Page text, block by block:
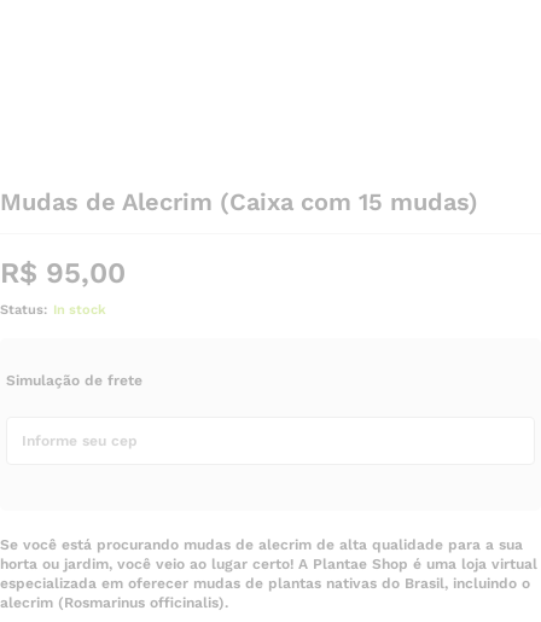
Mudas de Alecrim (Caixa com 15 mudas)
R$ 95,00
Status: In stock
Simulação de frete
Se você está procurando mudas de alecrim de alta qualidade para a sua
horta ou jardim, você veio ao lugar certo! A Plantae Shop é uma loja virtual
especializada em oferecer mudas de plantas nativas do Brasil, incluindo o
alecrim (Rosmarinus officinalis).